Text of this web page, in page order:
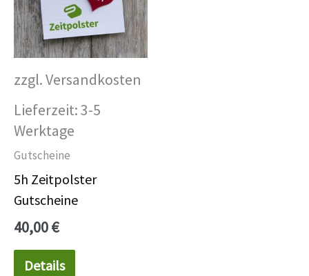
zzgl. Versandkosten
Lieferzeit:3-5
Werktage
Gutscheine
5h Zeitpolster
Gutscheine
40,00€
Details